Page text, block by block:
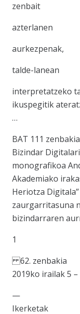
zenbait
azterlanen
aurkezpenak,
talde-lanean
interpretatzeko
ikuspegitik
…
BAT 111
Bizindar
monografikoa
Akademiako
Heriotza
zaurgarritasuna
bizindarraren
1
62. zenbakia
2019ko irailak 5 –
—
Ikerketak